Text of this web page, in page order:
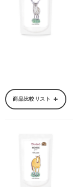
商品比較リスト